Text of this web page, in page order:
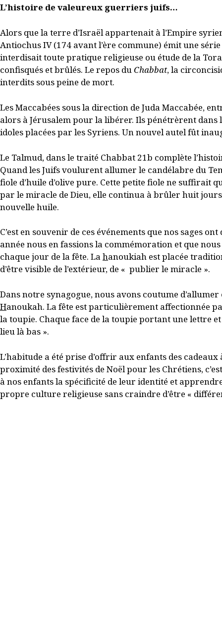
L’histoire de valeureux guerriers juifs…
Alors que la terre d’Israël appartenait à l’Empire
Antiochus IV (174 avant l’ère commune) émit une
interdisait toute pratique religieuse ou étude de la
confisqués et brûlés. Le repos du Chabbat, la
interdits sous peine de mort.
Les Maccabées sous la direction de Juda Maccabée,
alors à Jérusalem pour la libérer. Ils pénétrèrent dans
idoles placées par les Syriens. Un nouvel autel fût
Le Talmud, dans le traité Chabbat 21b complète
Quand les Juifs voulurent allumer le candélabre du
fiole d’huile d’olive pure. Cette petite fiole ne suffirait
par le miracle de Dieu, elle continua à brûler huit
nouvelle huile.
C’est en souvenir de ces événements que nos sages
année nous en fassions la commémoration et que
chaque jour de la fête. Lahanoukiah est placée
d’être visible de l’extérieur, de « publier le miracle ».
Dans notre synagogue, nous avons coutume
Hanoukah. La fête est particulièrement affectionnée
la toupie. Chaque face de la toupie portant une lettre
lieu là bas ».
L’habitude a été prise d’offrir aux enfants des cadeaux
proximité des festivités de Noël pour les Chrétiens,
à nos enfants la spécificité de leur identité et
propre culture religieuse sans craindre d’être «